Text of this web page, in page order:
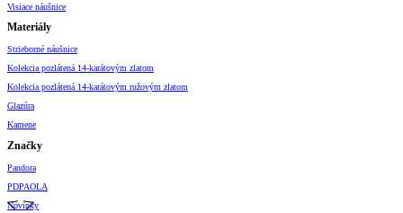
Visiace náušnice
Materiály
Strieborné náušnice
Kolekcia pozlátená 14-karátovým zlatom
Kolekcia pozlátená 14-karátovým ružovým zlatom
Glazúra
Kamene
Značky
Pandora
PDPAOLA
Novinky